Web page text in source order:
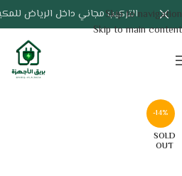
Skip to navigation
Skip to main content
التركيب مجاني داخل الرياض
-14%
SOLD
OUT